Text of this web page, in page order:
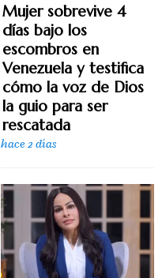
Mujer sobrevive 4
días bajo los
escombros en
Venezuela y testifica
cómo la voz de Dios
la guio para ser
rescatada
hace 2 días